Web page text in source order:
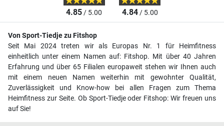
4.85/ 5.00 4.84/ 5.00
Von Sport-Tiedje zu Fitshop
Seit Mai 2024 treten wir als Europas Nr. 1 für Heimfitness
einheitlich unter einem Namen auf: Fitshop. Mit über 40 Jahren
Erfahrung und über 65 Filialen europaweit stehen wir Ihnen auch
mit einem neuen Namen weiterhin mit gewohnter Qualität,
Zuverlässigkeit und Know-how bei allen Fragen zum Thema
Heimfitness zur Seite. Ob Sport-Tiedje oder Fitshop: Wir freuen uns
auf Sie!